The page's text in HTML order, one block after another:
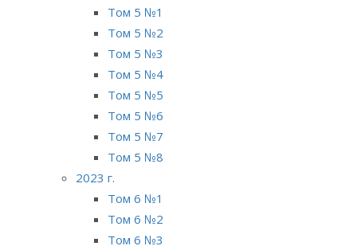
Том 5 №1
Том 5 №2
Том 5 №3
Том 5 №4
Том 5 №5
Том 5 №6
Том 5 №7
Том 5 №8
2023 г.
Том 6 №1
Том 6 №2
Том 6 №3